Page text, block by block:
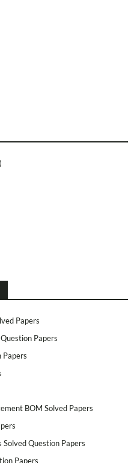
Papers
Papers
Papers
BOM Solved Papers
Question Papers
Papers